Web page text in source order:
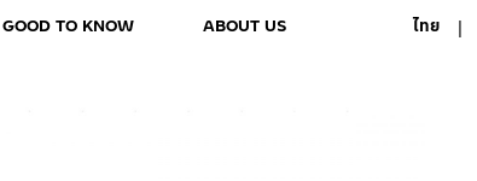
GOOD TO KNOW ABOUT US ไทย